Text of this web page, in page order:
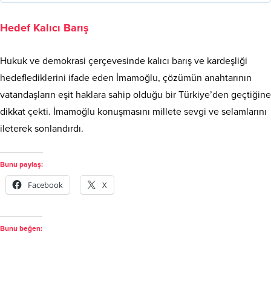
Hedef Kalıcı Barış
Hukuk ve demokrasi çerçevesinde kalıcı barış ve kardeşliği
hedeflediklerini ifade eden İmamoğlu, çözümün anahtarının
vatandaşların eşit haklara sahip olduğu bir Türkiye’den geçtiğine
dikkat çekti. İmamoğlu konuşmasını millete sevgi ve selamlarını
ileterek sonlandırdı.
Bunu paylaş:
Facebook X
Bunu beğen: